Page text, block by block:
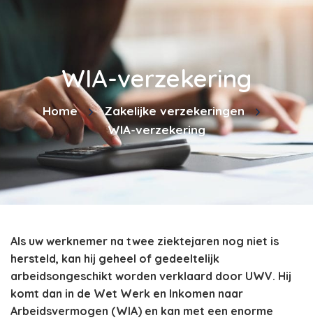
WIA-verzekering
Home
Zakelijke verzekeringen
WIA-verzekering
Als uw werknemer na twee ziektejaren nog niet is
hersteld, kan hij geheel of gedeeltelijk
arbeidsongeschikt worden verklaard door UWV. Hij
komt dan in de Wet Werk en Inkomen naar
Arbeidsvermogen (WIA) en kan met een enorme